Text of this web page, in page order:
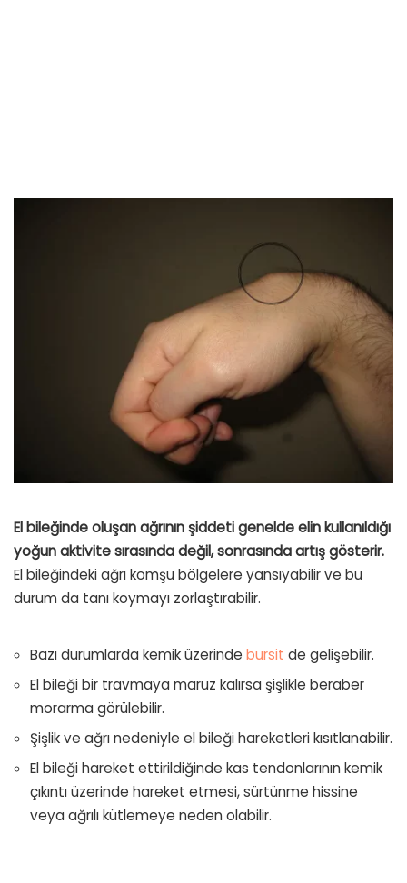
El bileğinde oluşan ağrının şiddeti genelde elin kullanıldığı
yoğun aktivite sırasında değil, sonrasında artış gösterir.
El bileğindeki ağrı komşu bölgelere yansıyabilir ve bu
durum da tanı koymayı zorlaştırabilir.
Bazı durumlarda kemik üzerinde bursit de gelişebilir.
El bileği bir travmaya maruz kalırsa şişlikle beraber
morarma görülebilir.
Şişlik ve ağrı nedeniyle el bileği hareketleri kısıtlanabilir.
El bileği hareket ettirildiğinde kas tendonlarının kemik
çıkıntı üzerinde hareket etmesi, sürtünme hissine
veya ağrılı kütlemeye neden olabilir.